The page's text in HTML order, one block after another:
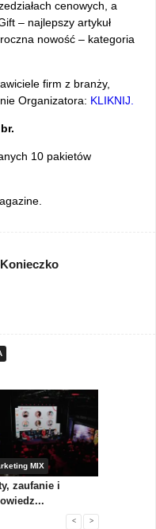
cenowych, a
– najlepszy artykuł
nowość – kategoria
firm z branży,
Organizatora: KLIKNIJ.
10 pakietów
MIX
zaufanie i
< >